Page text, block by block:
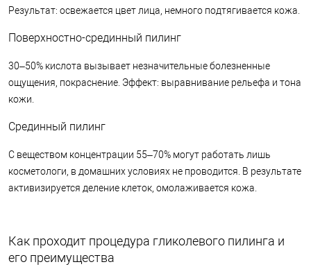
Результат: освежается цвет лица, немного подтягивается кожа.
Поверхностно-срединный пилинг
30–50% кислота вызывает незначительные болезненные
ощущения, покраснение. Эффект: выравнивание рельефа и тона
кожи.
Срединный пилинг
С веществом концентрации 55–70% могут работать лишь
косметологи, в домашних условиях не проводится. В результате
активизируется деление клеток, омолаживается кожа.
Как проходит процедура гликолевого пилинга и
его преимущества